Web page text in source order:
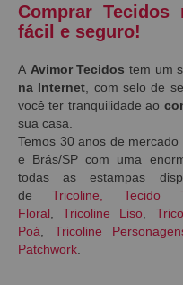
Comprar
fácil e seguro!
A Avimor Tecidos tem um
na Internet , com selo de
você ter tranquilidade ao
sua casa.
Temos 30 anos de
e Brás/SP com uma
todas as estampas
deTricoline Tecido
Floral ,Tricoline Liso
Poá
Tricoline
Patchwork